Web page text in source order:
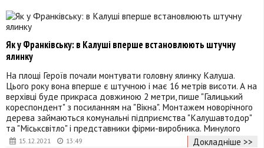
15.12.2021 13:49
Як у Франківську: в Калуші вперше встановлюють штучну
ялинку
На площі Героїв почали монтувати головну ялинку Калуша.
Цього року вона вперше є штучною і має 16 метрів висоти. А на
верхівці буде прикраса довжиною 2 метри, пише "Галицький
кореспондент" з посиланням на "Вікна". Монтажем новорічного
дерева займаються комунальні підприємства "Калушавтодор"
та "Міськсвітло" і представники фірми-виробника. Минулого
Докладніше >>